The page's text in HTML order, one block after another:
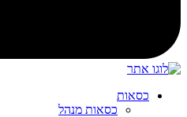
כסאות
כסאות מנהל